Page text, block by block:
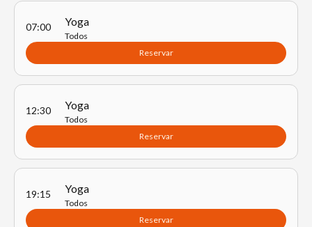
07:00 Yoga
Todos
Reservar
12:30 Yoga
Todos
Reservar
19:15 Yoga
Todos
Reservar